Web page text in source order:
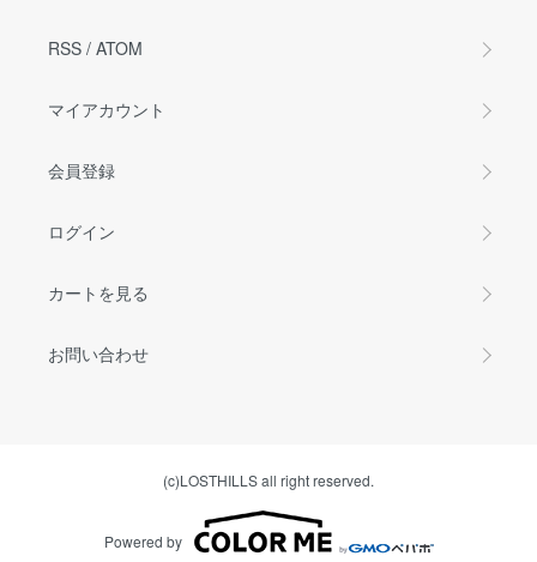
RSS / ATOM
マイアカウント
会員登録
ログイン
カートを見る
お問い合わせ
(c)LOSTHILLS all right reserved.
Powered by